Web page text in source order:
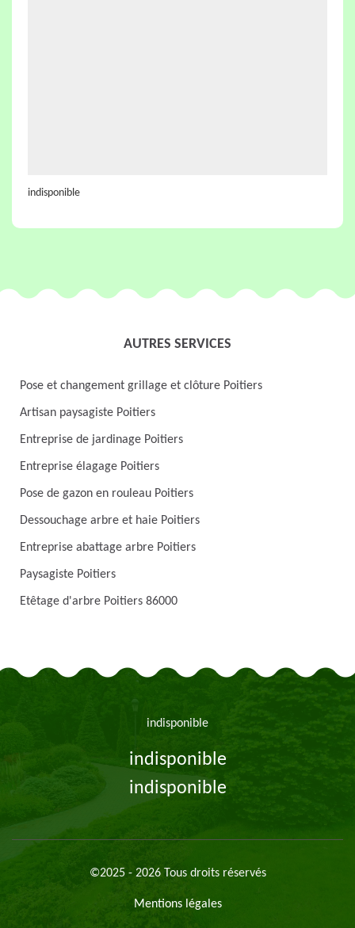
indisponible
AUTRES SERVICES
Pose et changement grillage et clôture Poitiers
Artisan paysagiste Poitiers
Entreprise de jardinage Poitiers
Entreprise élagage Poitiers
Pose de gazon en rouleau Poitiers
Dessouchage arbre et haie Poitiers
Entreprise abattage arbre Poitiers
Paysagiste Poitiers
Etêtage d'arbre Poitiers 86000
indisponible
indisponible
indisponible
©2025 - 2026 Tous droits réservés
Mentions légales